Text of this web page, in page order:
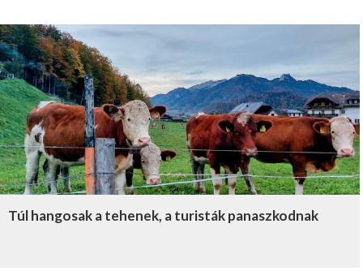
Túl hangosak a tehenek, a turisták panaszkodnak